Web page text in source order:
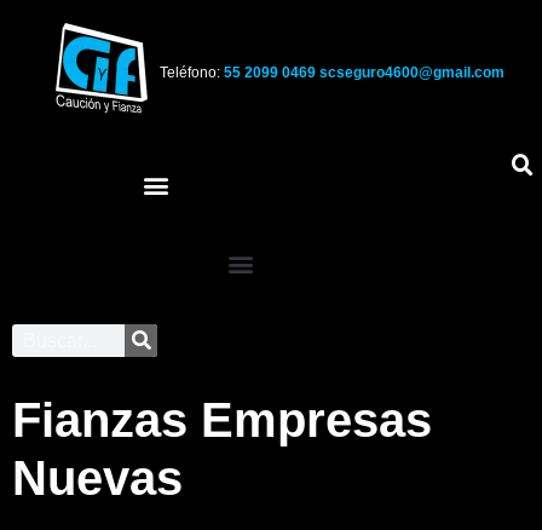
Teléfono: 55 2099 0469 scseguro4600@gmail.com
Fianzas Empresas
Nuevas